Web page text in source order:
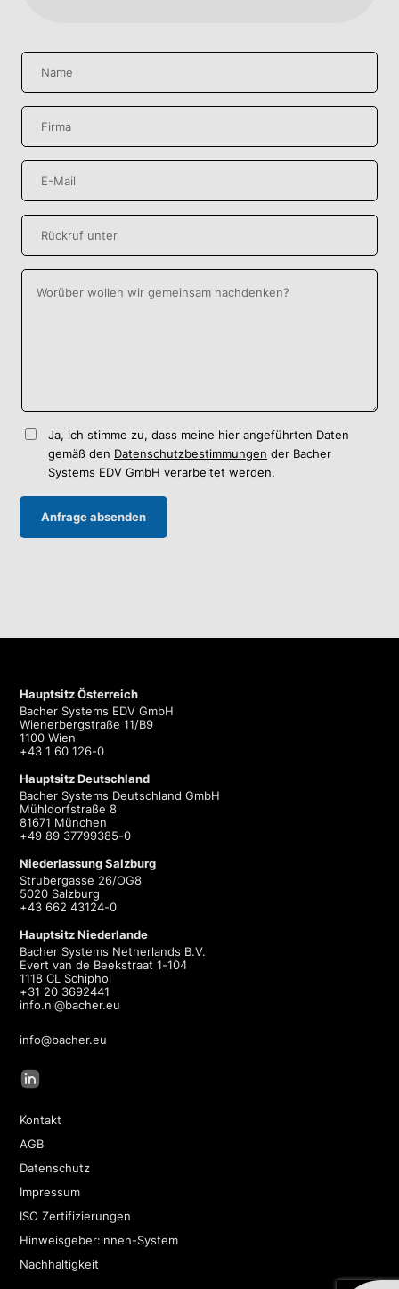
Ja, ich stimme zu, dass meine hier angeführten Daten
gemäß den Datenschutzbestimmungen der Bacher
Systems EDV GmbH verarbeitet werden.
Hauptsitz Österreich
Bacher Systems EDV GmbH
Wienerbergstraße 11/B9
1100 Wien
+43 1 60 126-0
Hauptsitz Deutschland
Bacher Systems Deutschland GmbH
Mühldorfstraße 8
81671 München
+49 89 37799385-0
Niederlassung Salzburg
Strubergasse 26/OG8
5020 Salzburg
+43 662 43124-0
Hauptsitz Niederlande
Bacher Systems Netherlands B.V.
Evert van de Beekstraat 1-104
1118 CL Schiphol
+31 20 3692441
info.nl@bacher.eu
info@bacher.eu
Kontakt
AGB
Datenschutz
Impressum
ISO Zertifizierungen
Hinweisgeber:innen-System
Nachhaltigkeit